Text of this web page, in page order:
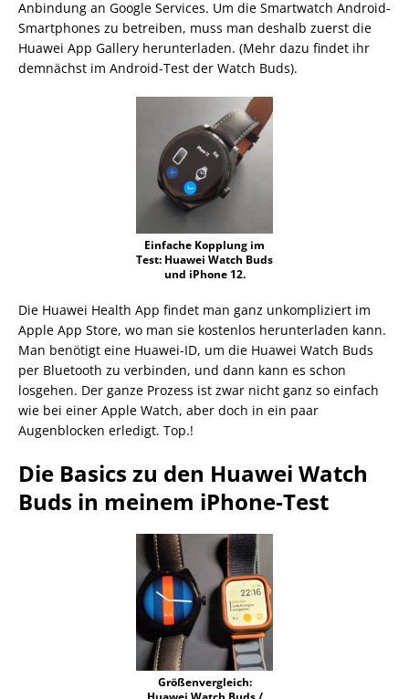
Anbindung an Google Services. Um die Smartwatch Android-
Smartphones zu betreiben, muss man deshalb zuerst die
Huawei App Gallery herunterladen. (Mehr dazu findet ihr
demnächst im Android-Test der Watch Buds).
Einfache Kopplung im
Test: Huawei Watch Buds
und iPhone 12.
Die Huawei Health App findet man ganz unkompliziert im
Apple App Store, wo man sie kostenlos herunterladen kann.
Man benötigt eine Huawei-ID, um die Huawei Watch Buds
per Bluetooth zu verbinden, und dann kann es schon
losgehen. Der ganze Prozess ist zwar nicht ganz so einfach
wie bei einer Apple Watch, aber doch in ein paar
Augenblocken erledigt. Top.!
Die Basics zu den Huawei Watch
Buds in meinem iPhone-Test
Größenvergleich: